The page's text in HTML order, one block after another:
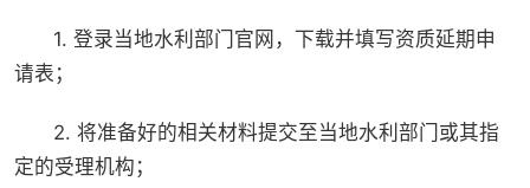
1. 登录当地水利部门官网，下载并填写资质延期申
请表；
2. 将准备好的相关材料提交至当地水利部门或其指
定的受理机构；